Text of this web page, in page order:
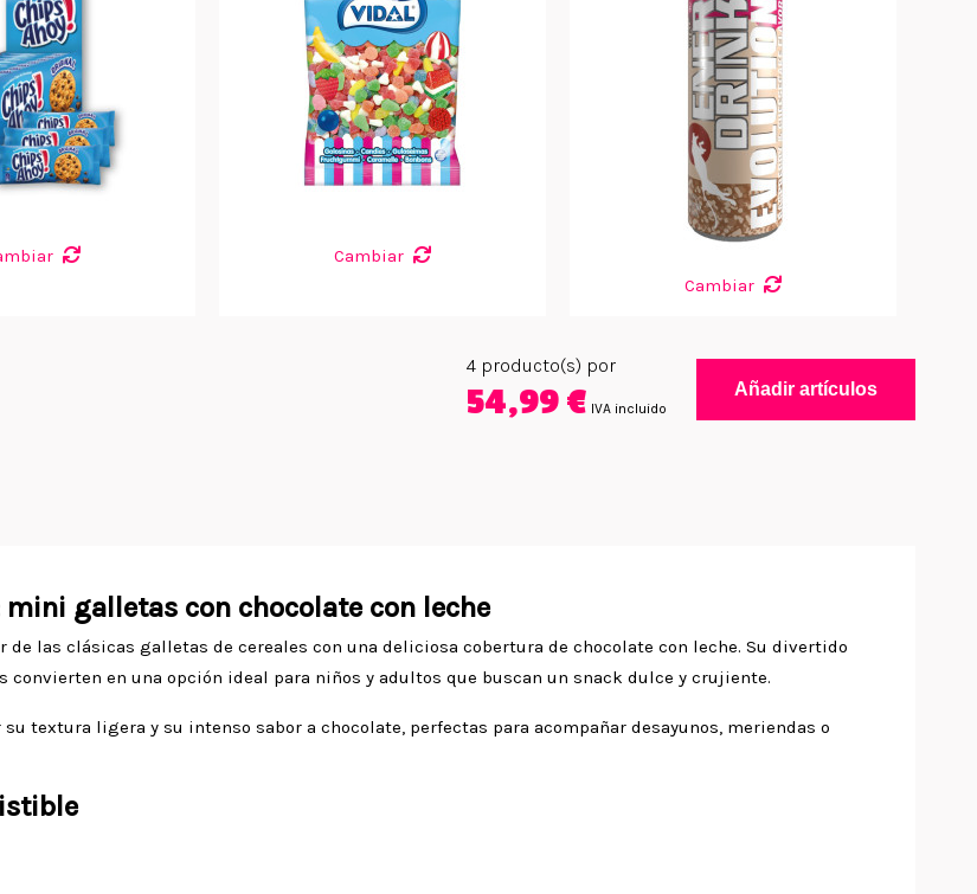
Cambiar
Cambiar
4 producto(s) por
54,99 € IVA incluido
Añadir artículos
mini galletas con chocolate con leche
de las clásicas galletas de cereales con una deliciosa cobertura de chocolate con leche. Su divertido
en una opción ideal para niños y adultos que buscan un snack dulce y crujiente.
textura ligera y su intenso sabor a chocolate, perfectas para acompañar desayunos, meriendas o